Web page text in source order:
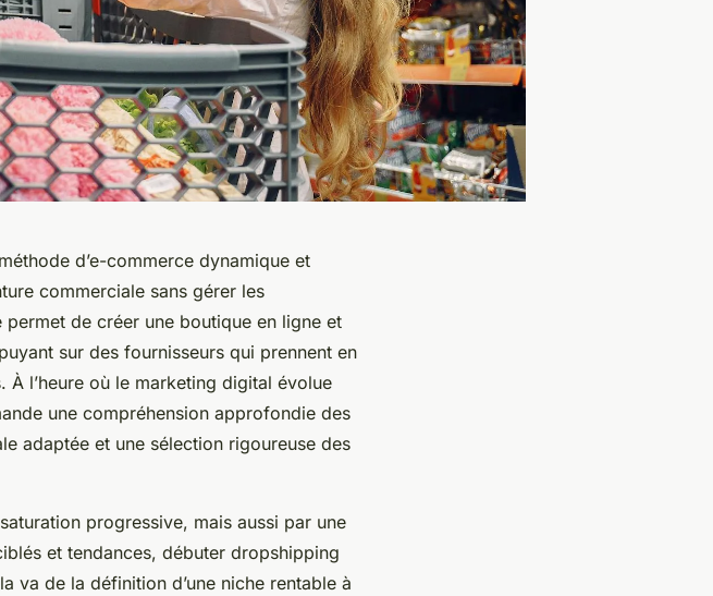
d’e-commerce dynamique et
commerciale sans gérer les
de créer une boutique en ligne et
sur des fournisseurs qui prennent en
l’heure où le marketing digital évolue
une compréhension approfondie des
adaptée et une sélection rigoureuse des
progressive, mais aussi par une
et tendances, débuter dropshipping
va de la définition d’une niche rentable à